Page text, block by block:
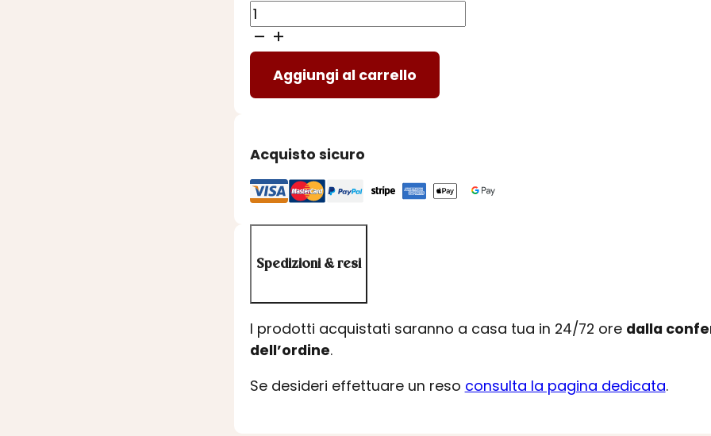
ANTITARLO
NOVECENTO
LIQUIDO
quantità
Aggiungi al carrello
Acquisto sicuro
Spedizioni & resi
I prodotti acquistati saranno a casa tua in 24/72 ore dalla
dell’ordine.
Se desideri effettuare un reso consulta la pagina dedicata.